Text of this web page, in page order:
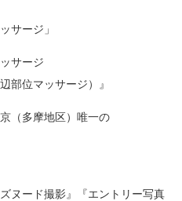
サージ」
サージ
部位マッサージ）』
（多摩地区）唯一の
ヌード撮影』『エントリー写真